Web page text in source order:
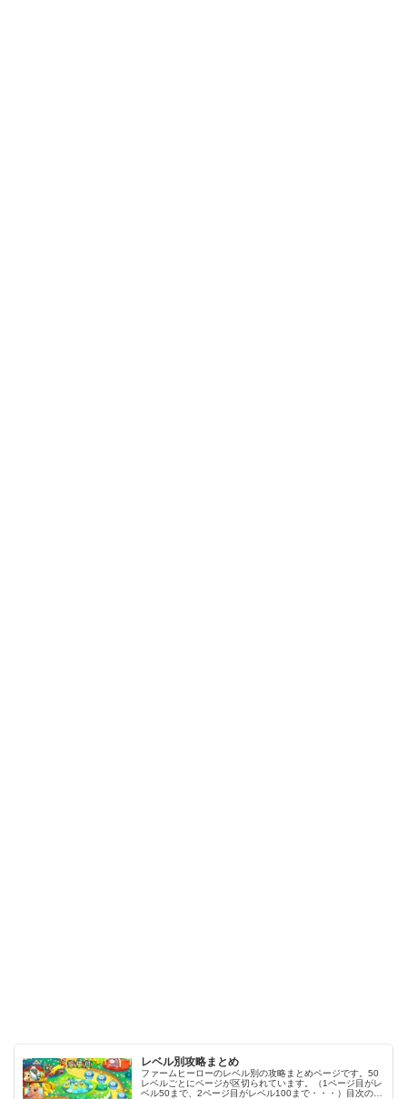
レベル別攻略まとめ
ファームヒーローのレベル別の攻略まとめページです。50
レベルごとにページが区切られています。（1ページ目がレ
ベル50まで、2ページ目がレベル100まで・・・）目次のリ